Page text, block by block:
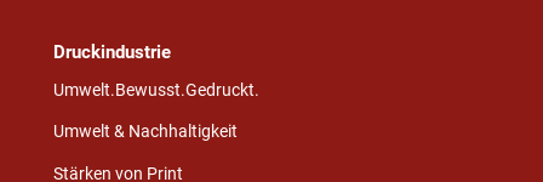
Druckindustrie
Umwelt.Bewusst.Gedruckt.
Umwelt & Nachhaltigkeit
Stärken von Print